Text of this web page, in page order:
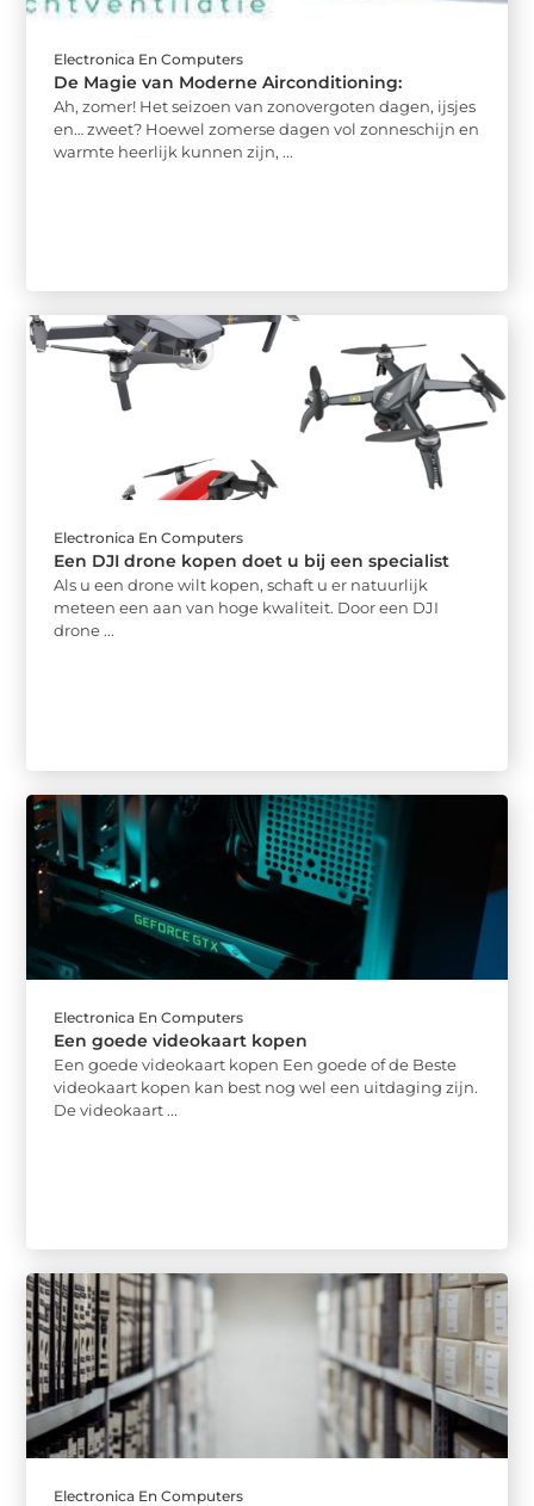
Electronica En Computers
De Magie van Moderne Airconditioning:
Ah, zomer! Het seizoen van zonovergoten dagen, ijsjes
en… zweet? Hoewel zomerse dagen vol zonneschijn en
warmte heerlijk kunnen zijn, ...
Electronica En Computers
Een DJI drone kopen doet u bij een specialist
Als u een drone wilt kopen, schaft u er natuurlijk
meteen een aan van hoge kwaliteit. Door een DJI
drone ...
Electronica En Computers
Een goede videokaart kopen
Een goede videokaart kopen Een goede of de Beste
videokaart kopen kan best nog wel een uitdaging zijn.
De videokaart ...
Electronica En Computers